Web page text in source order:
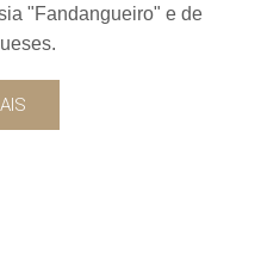
"Fandangueiro" e de